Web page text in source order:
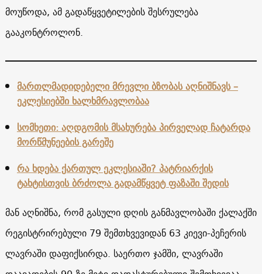
მოუწოდა, ამ გადაწყვეტილების შესრულება
გააკონტროლონ.
მართლმადიდებელი მრევლი ბზობას აღნიშნავს –
ეკლესიებში ხალხმრავლობაა
სომხეთი: აღდგომის მსახურება პირველად ჩატარდა
მორწმუნეების გარეშე
რა ხდება ქართულ ეკლესიაში? პატრიარქის
ტახტისთვის ბრძოლა გადამწყვეტ ფაზაში შედის
მან აღნიშნა, რომ გასული დღის განმავლობაში ქალაქში
რეგისტრირებული 79 შემთხვევიდან 63 კიევი-პეჩერის
ლავრაში დაფიქსირდა. საერთო ჯამში, ლავრაში